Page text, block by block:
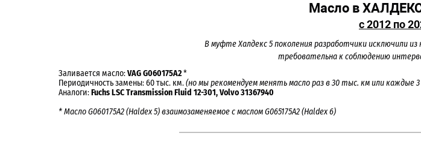
Масло в
с 2012 по
В муфте Халдекс 5 поколения разработчики исключили
требовательна к соблюдению
Заливается масло:VAG G060175A2*
Периодичность замены: 60 тыс. км.(но мы рекомендуем менять масло раз в 30 тыс. км или каждые 3
Аналоги:Fuchs LSC Transmission Fluid 12-301, Volvo 31367940
* Масло G060175A2 (Haldex 5) взаимозаменяемое c маслом G065175A2 (Haldex 6)